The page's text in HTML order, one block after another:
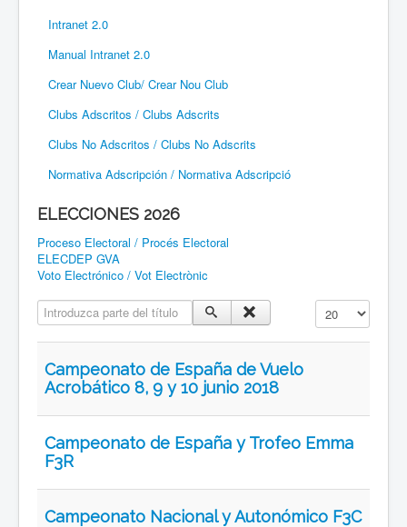
Intranet 2.0
Manual Intranet 2.0
Crear Nuevo Club/ Crear Nou Club
Clubs Adscritos / Clubs Adscrits
Clubs No Adscritos / Clubs No Adscrits
Normativa Adscripción / Normativa Adscripció
ELECCIONES 2026
Proceso Electoral / Procés Electoral
ELECDEP GVA
Voto Electrónico / Vot Electrònic
Introduzca parte del título
Cantidad a
Campeonato de España de Vuelo
Acrobático 8, 9 y 10 junio 2018
Campeonato de España y Trofeo Emma
F3R
Campeonato Nacional y Autonómico F3C